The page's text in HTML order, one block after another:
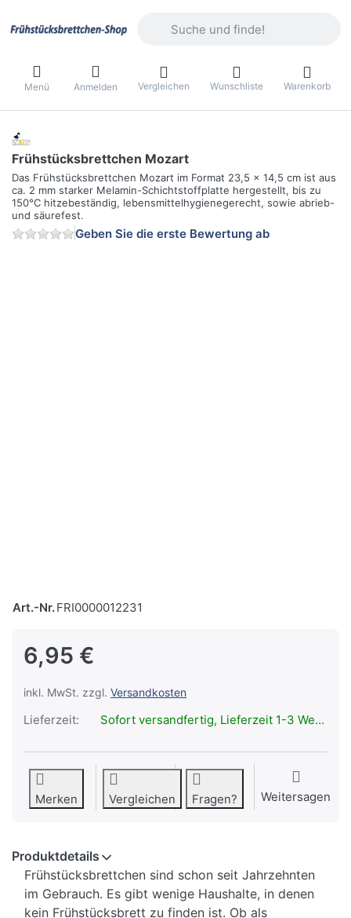
Menü Anmelden Vergleichen Wunschliste Warenkorb
Frühstücksbrettchen Mozart
Das Frühstücksbrettchen Mozart im Format 23,5 x 14,5 cm ist aus
ca. 2 mm starker Melamin-Schichtstoffplatte hergestellt, bis zu
150°C hitzebeständig, lebensmittelhygienegerecht, sowie abrieb-
und säurefest.
Geben Sie die erste Bewertung ab
Art.-Nr.FRI0000012231
6,95 €
inkl. MwSt. zzgl. Versandkosten
Lieferzeit: Sofort versandfertig, Lieferzeit 1-3 Werktage.
Merken Vergleichen Fragen? Weitersagen
Produktdetails
Frühstücksbrettchen sind schon seit Jahrzehnten
im Gebrauch. Es gibt wenige Haushalte, in denen
kein Frühstücksbrett zu finden ist. Ob als